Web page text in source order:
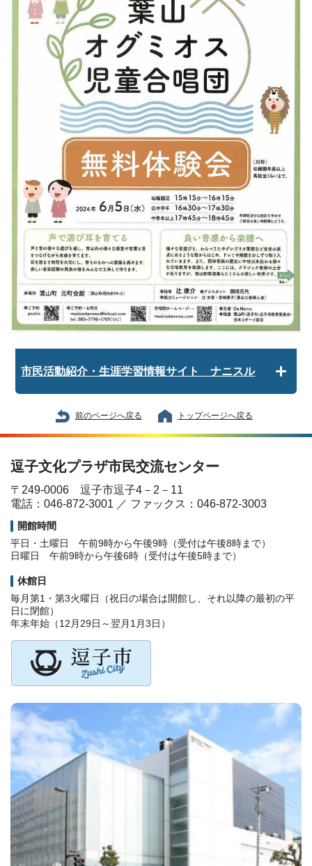
市民活動紹介・生涯学習情報サイト ナニスル
前のページへ戻る トップページへ戻る
逗子文化プラザ市民交流センター
〒249-0006 逗子市逗子4－2－11
電話：046-872-3001 ／ ファックス：046-872-3003
開館時間
平日・土曜日 午前9時から午後9時（受付は午後8時まで）
日曜日 午前9時から午後6時（受付は午後5時まで）
休館日
毎月第1・第3火曜日（祝日の場合は開館し、それ以降の最初の平
日に閉館）
年末年始（12月29日～翌月1月3日）